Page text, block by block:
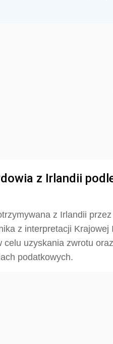
z Irlandii
z Irlandii
z interpretacji
celu uzyskania zwrotu
podatkowych.